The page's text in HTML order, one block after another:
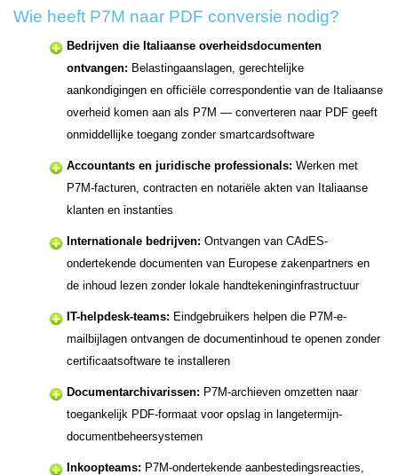
Wie heeft P7M naar PDF conversie nodig?
Bedrijven die Italiaanse overheidsdocumenten
ontvangen: Belastingaanslagen, gerechtelijke
aankondigingen en officiële correspondentie van de Italiaanse
overheid komen aan als P7M — converteren naar PDF geeft
onmiddellijke toegang zonder smartcardsoftware
Accountants en juridische professionals: Werken met
P7M-facturen, contracten en notariële akten van Italiaanse
klanten en instanties
Internationale bedrijven: Ontvangen van CAdES-
ondertekende documenten van Europese zakenpartners en
de inhoud lezen zonder lokale handtekeninginfrastructuur
IT-helpdesk-teams: Eindgebruikers helpen die P7M-e-
mailbijlagen ontvangen de documentinhoud te openen zonder
certificaatsoftware te installeren
Documentarchivarissen: P7M-archieven omzetten naar
toegankelijk PDF-formaat voor opslag in langetermijn-
documentbeheersystemen
Inkoopteams: P7M-ondertekende aanbestedingsreacties,